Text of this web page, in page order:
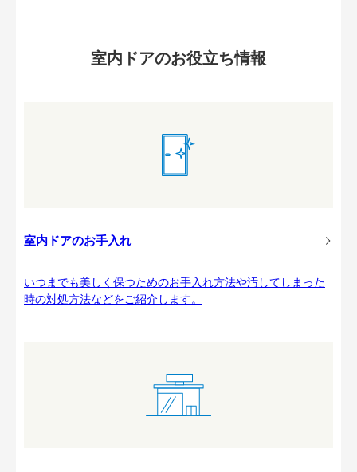
室内ドアのお役立ち情報
室内ドアのお手入れ
いつまでも美しく保つためのお手入れ方法や汚してしまった
時の対処方法などをご紹介します。